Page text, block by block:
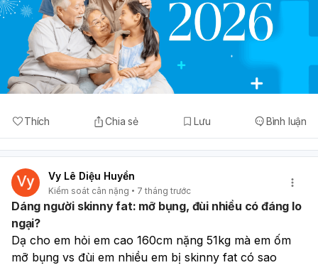
Thích Chia sẻ Lưu Bình luận
Vy Lê Diệu Huyền
Kiểm soát cân nặng 7 tháng trước
Dáng người skinny fat: mỡ bụng, đùi nhiều có đáng lo
ngại?
Dạ cho em hỏi em cao 160cm nặng 51kg mà em ốm
mỡ bụng vs đùi em nhiều em bị skinny fat có sao